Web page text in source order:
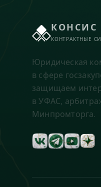
КОНСИС
КОНТРАКТНЫЕ
Юридическая
в сфере
защищаем
в УФАС,
Минпромторга.